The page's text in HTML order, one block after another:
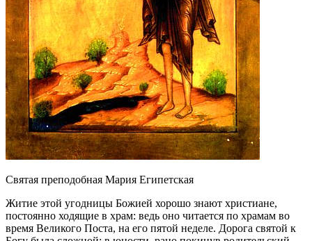
Святая преподобная Мария Египетская
Житие этой угодницы Божией хорошо знают христиане,
постоянно ходящие в храм: ведь оно читается по храмам во
время Великого Поста, на его пятой неделе. Дорога святой к